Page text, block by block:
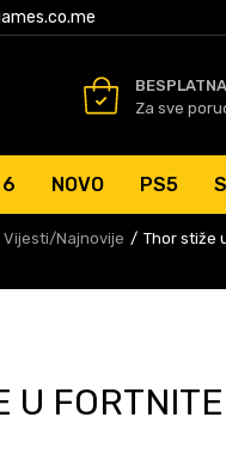
EUR
SIGURNO PLAĆANJE
Za sve
6 NOVO PS5
Vijesti/Najnovije Thor stiže
U FORTNITE